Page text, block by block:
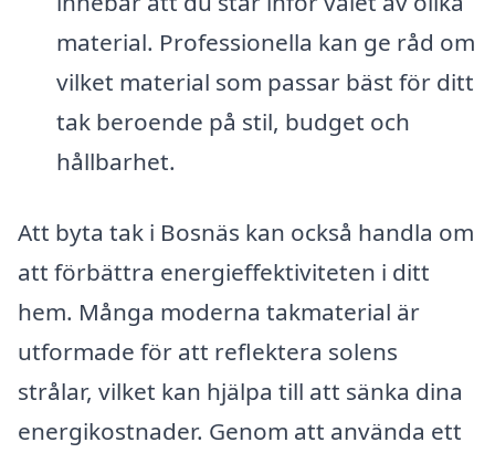
material. Professionella kan ge råd om
vilket material som passar bäst för ditt
tak beroende på stil, budget och
hållbarhet.
Att byta tak i Bosnäs kan också handla om
att förbättra energieffektiviteten i ditt
hem. Många moderna takmaterial är
utformade för att reflektera solens
strålar, vilket kan hjälpa till att sänka dina
energikostnader. Genom att använda ett